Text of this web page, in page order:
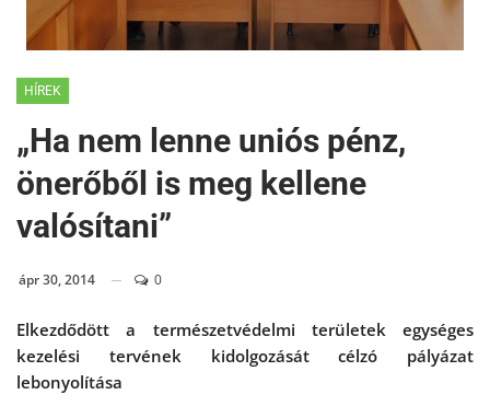
HÍREK
„Ha nem lenne uniós pénz,
önerőből is meg kellene
valósítani”
ápr 30, 2014 0
Elkezdődött a természetvédelmi területek egységes
kezelési tervének kidolgozását célzó pályázat
lebonyolítása